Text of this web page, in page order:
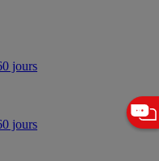
jours
jours